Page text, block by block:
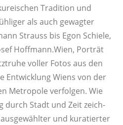
Tra­di­ti­on und
als auch gewag­ter
Strauss bis Egon Schie­le,
Hoffmann.Wien, Por­trät
vol­ler Fotos aus den
Ent­wick­lung Wiens von der
Metro­po­le ver­fol­gen. Wie
durch Stadt und Zeit zeich­
und kura­tier­ter